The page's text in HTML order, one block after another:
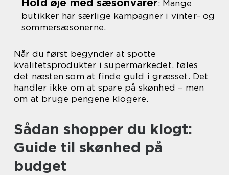
Hold øje med sæsonvarer: Mange
butikker har særlige kampagner i vinter- og
sommersæsonerne.
Når du først begynder at spotte
kvalitetsprodukter i supermarkedet, føles
det næsten som at finde guld i græsset. Det
handler ikke om at spare på skønhed – men
om at bruge pengene klogere.
Sådan shopper du klogt:
Guide til skønhed på
budget